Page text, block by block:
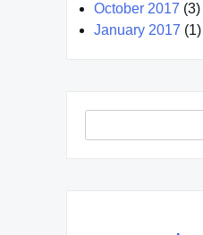
October 2017 (3)
January 2017 (1)